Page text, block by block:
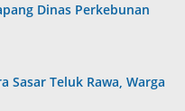
Dinas Perkebunan
Sasar Teluk Rawa, Warga